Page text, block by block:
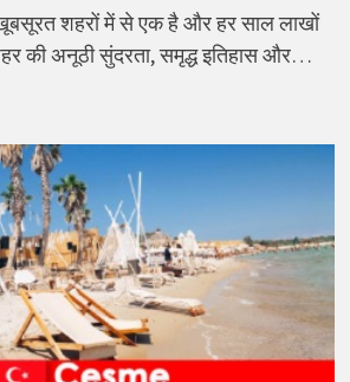
शहरों में से एक है और हर साल लाखों
की अनूठी सुंदरता, समृद्ध इतिहास और…